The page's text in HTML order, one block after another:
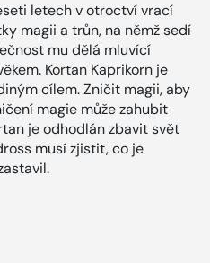
letech v otroctví vrací
magii a trůn, na němž sedí
mu dělá mluvící
Kortan Kaprikorn je
cílem. Zničit magii, aby
magie může zahubit
je odhodlán zbavit svět
musí zjistit, co je